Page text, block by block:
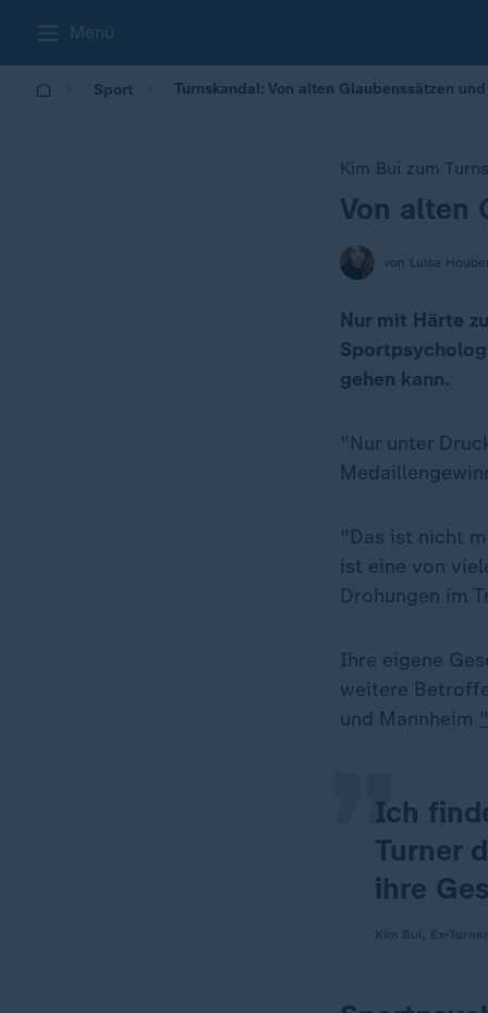
Menü
Sport Turnskandal: Von alten Glaubenssätzen
Kim Bui zum
:
Von alten
von Luisa
Nur mit Härte
gehen kann.
"Nur unter
"Das ist nicht
ist eine von
Drohungen im
Ihre eigene
weitere
und Mannheim
Ich
Turner
ihre
„